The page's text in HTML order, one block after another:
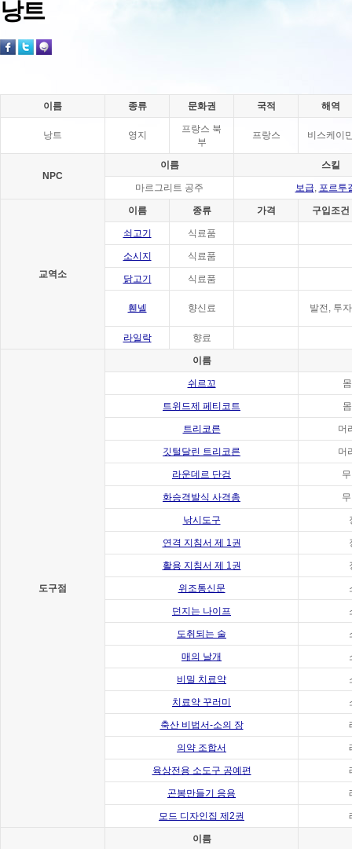
낭트
이름 종류 문화권 국적 해역
낭트 영지
프랑스 북
부
프랑스 비스케이
NPC
이름 스킬
마르그리트 공주 보급, 포르투
교역소
이름 종류 가격 구입조건
쇠고기 식료품
소시지 식료품
닭고기 식료품
휀넬 향신료 발전, 투자
라일락 향료
도구점
이름
쉬르꼬
트위드제 페티코트
트리코른 머
깃털달린 트리코른 머
라운데르 단검
화승격발식 사격총
낚시도구
연격 지침서 제 1권
활용 지침서 제 1권
위조통신문
던지는 나이프
도취되는 술
매의 날개
비밀 치료약
치료약 꾸러미
축산 비법서-소의 장
의약 조합서
육상전용 소도구 공예편
곤봉만들기 응용
모드 디자인집 제2권
이름